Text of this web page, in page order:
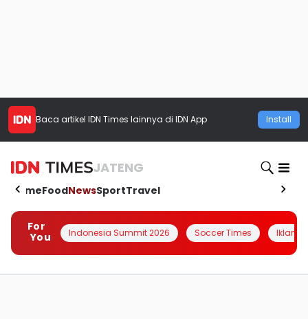
Baca artikel IDN Times lainnya di IDN App Install
JATENG
HomeFoodNewsSportTravel
For
You
Indonesia Summit 2026 Soccer Times Iklanin